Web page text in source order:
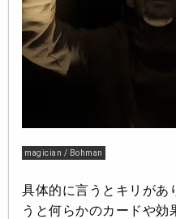
magician / Bohman
具体的に言うとキリがあ
うと何らかのカードや